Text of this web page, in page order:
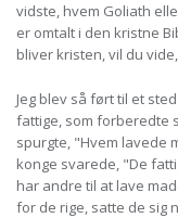
vidste, hvem Goliath
er omtalt i den kristne
bliver kristen, vil du
Jeg blev så ført til et
fattige, som forberedte
spurgte, "Hvem lavede
konge svarede, "De
har andre til at lave
for de rige, satte de sig